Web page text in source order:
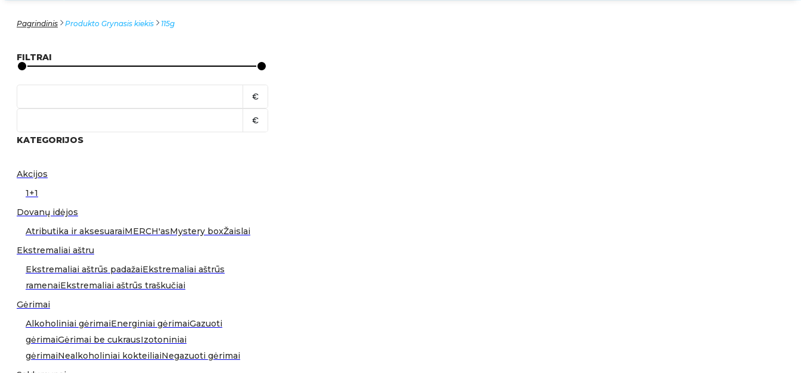
Pagrindinis Produkto Grynasis kiekis 115g
FILTRAI
€
€
KATEGORIJOS
Akcijos
1+1
Dovanų idėjos
Atributika ir aksesuaraiMERCH'asMystery boxŽaislai
Ekstremaliai aštru
Ekstremaliai aštrūs padažaiEkstremaliai aštrūs
ramenaiEkstremaliai aštrūs traškučiai
Gėrimai
Alkoholiniai gėrimaiEnerginiai gėrimaiGazuoti
gėrimaiGėrimai be cukrausIzotoniniai
gėrimaiNealkoholiniai kokteiliaiNegazuoti gėrimai